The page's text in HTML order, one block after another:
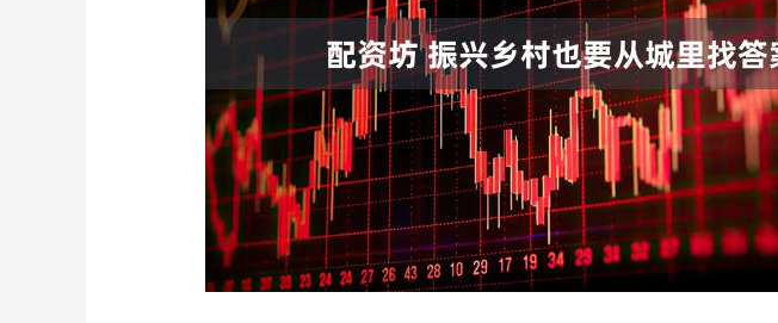
3898.25 19.82 0.51% 深证成指 14099.50